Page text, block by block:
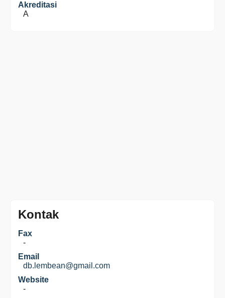
Akreditasi
A
Kontak
Fax
-
Email
db.lembean@gmail.com
Website
-